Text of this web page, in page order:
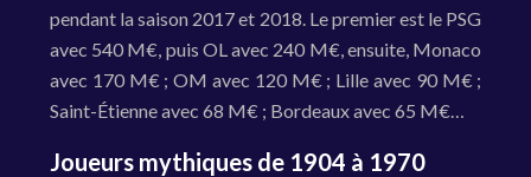
pendant la saison 2017 et 2018. Le premier est le PSG
avec 540 M€, puis OL avec 240 M€, ensuite, Monaco
avec 170 M€ ; OM avec 120 M€ ; Lille avec 90 M€ ;
Saint-Étienne avec 68 M€ ; Bordeaux avec 65 M€…
Joueurs mythiques de 1904 à 1970